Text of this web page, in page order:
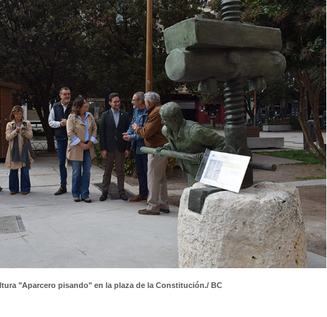
"Aparcero pisando" en la plaza de la Constitución./ BC